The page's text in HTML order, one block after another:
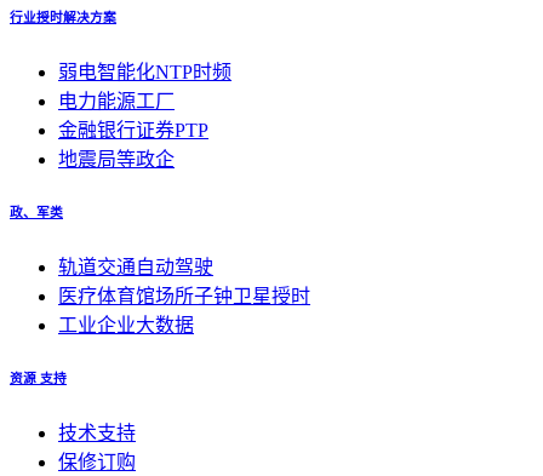
行业授时解决方案
弱电智能化NTP时频
电力能源工厂
金融银行证券PTP
地震局等政企
政、军类
轨道交通自动驾驶
医疗体育馆场所子钟卫星授时
工业企业大数据
资源 支持
技术支持
保修订购